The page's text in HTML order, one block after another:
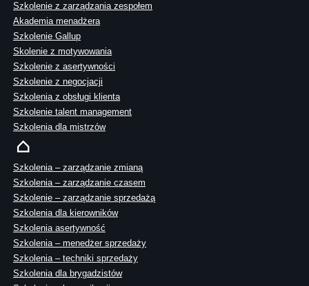
Szkolenie z zarządzania zespołem
Akademia menadżera
Szkolenie Gallup
Skolenie z motywowania
Szkolenie z asertywności
Szkolenie z negocjacji
Szkolenia z obsługi klienta
Szkolenie talent management
Szkolenia dla mistrzów
Szkolenia – zarządzanie zmianą
Szkolenia – zarządzanie czasem
Szkolenie – zarządzanie sprzedażą
Szkolenia dla kierowników
Szkolenia asertywność
Szkolenia – menedżer sprzedaży
Szkolenia – techniki sprzedaży
Szkolenia dla brygadzistów